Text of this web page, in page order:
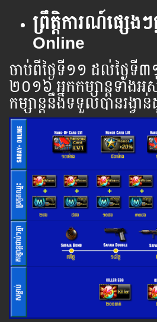
ព្រឹត្តិការណ៍ផ្សេងៗ
Online
ចាប់​ពី​ថ្ងៃ​ទី​​១១ ដល់​ថ្ងៃ​ទី៣១
២០១៦ អ្នក​កម្សាន្ដ​ទាំង
កម្សាន្ដ​នឹង​ទទួល​បាន​រង្វា